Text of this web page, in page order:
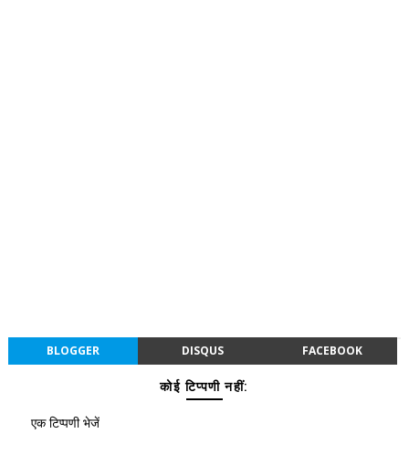
BLOGGER DISQUS FACEBOOK
कोई टिप्पणी नहीं:
एक टिप्पणी भेजें